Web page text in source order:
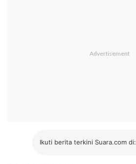
Ikuti berita terkini Suara.com di: